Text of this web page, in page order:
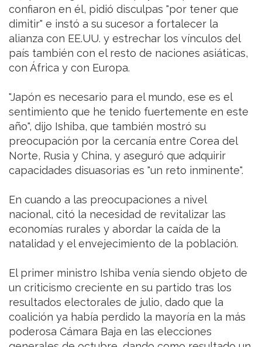
confiaron en él, pidió disculpas "por tener que
dimitir" e instó a su sucesor a fortalecer la
alianza con EE.UU. y estrechar los vínculos del
país también con el resto de naciones asiáticas,
con África y con Europa.
"Japón es necesario para el mundo, ese es el
sentimiento que he tenido fuertemente en este
año", dijo Ishiba, que también mostró su
preocupación por la cercanía entre Corea del
Norte, Rusia y China, y aseguró que adquirir
capacidades disuasorias es "un reto inminente".
En cuando a las preocupaciones a nivel
nacional, citó la necesidad de revitalizar las
economías rurales y abordar la caída de la
natalidad y el envejecimiento de la población.
El primer ministro Ishiba venía siendo objeto de
un criticismo creciente en su partido tras los
resultados electorales de julio, dado que la
coalición ya había perdido la mayoría en la más
poderosa Cámara Baja en las elecciones